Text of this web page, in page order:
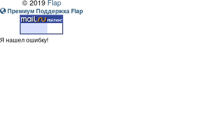
© 2019 Flap
Премиум Поддержка Flap
Я нашел ошибку!